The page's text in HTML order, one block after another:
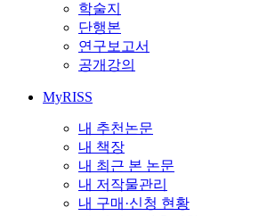
학술지
단행본
연구보고서
공개강의
MyRISS
내 추천논문
내 책장
내 최근 본 논문
내 저작물관리
내 구매·신청 현황